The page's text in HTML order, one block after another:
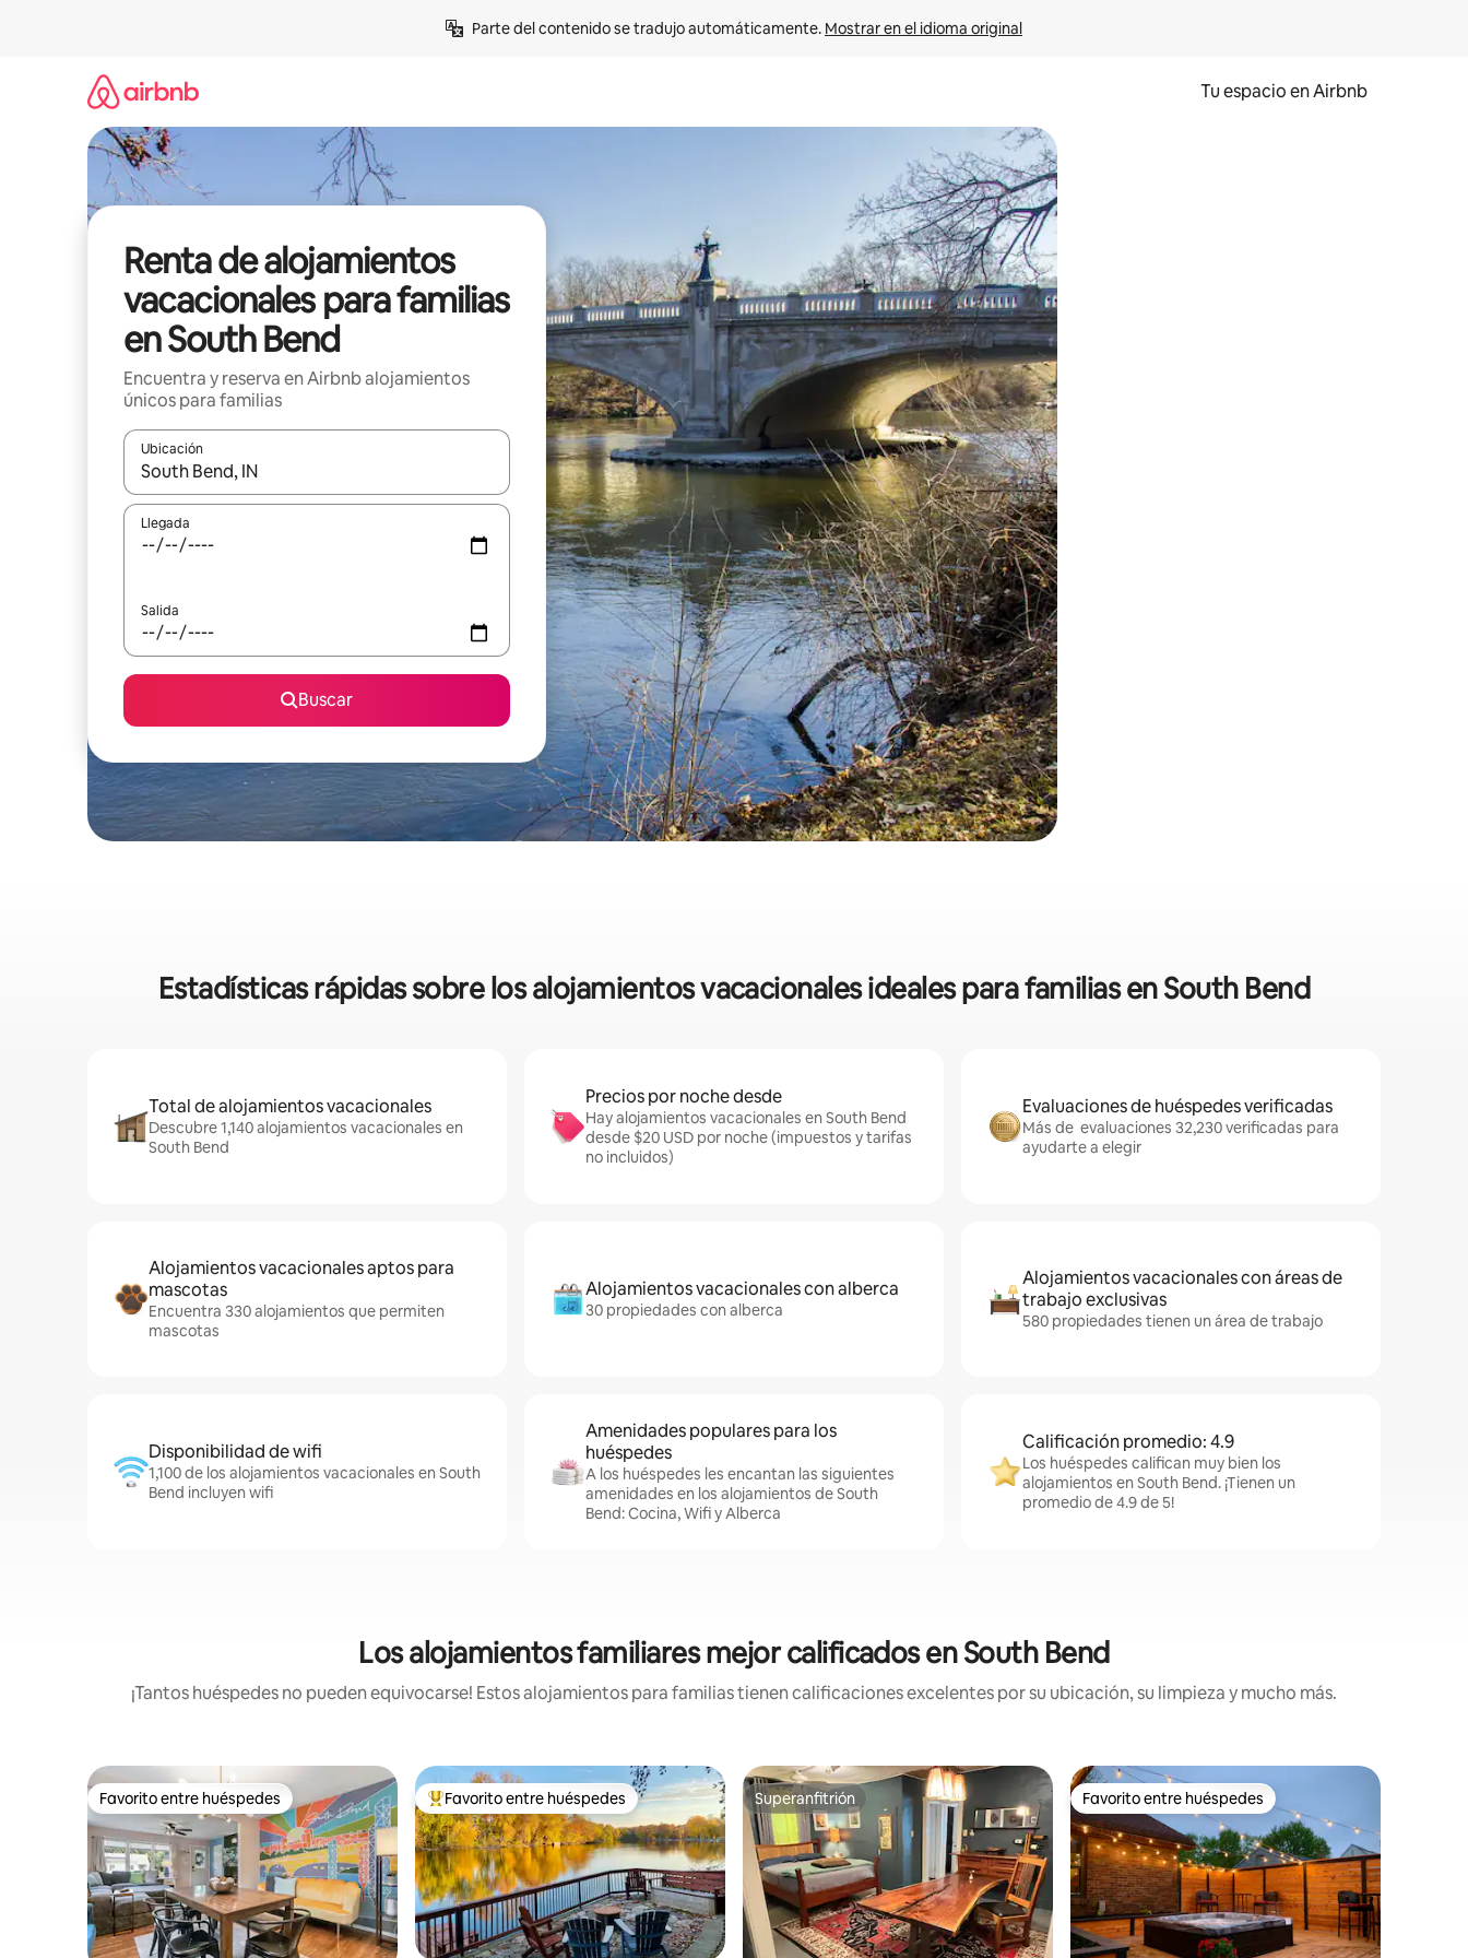
Parte del contenido se tradujo automáticamente. Mostrar en el idioma original
Tu espacio en Airbnb
Renta de alojamientos
vacacionales para familias
en South Bend
Encuentra y reserva en Airbnb alojamientos
únicos para familias
Ubicación
Cuando los resultados estén disponibles, podrás navegar usando las teclas de las flechas hacia arriba y hacia abajo, o bien tocando y deslizando la pantalla.
Llegada
Salida
Buscar
Estadísticas rápidas sobre los alojamientos vacacionales ideales para familias en South Bend
Total de alojamientos vacacionales
Descubre 1,140 alojamientos vacacionales en
South Bend
Precios por noche desde
Hay alojamientos vacacionales en South Bend
desde $20 USD por noche (impuestos y tarifas
no incluidos)
Evaluaciones de huéspedes verificadas
Más de evaluaciones 32,230 verificadas para
ayudarte a elegir
Alojamientos vacacionales aptos para
mascotas
Encuentra 330 alojamientos que permiten
mascotas
Alojamientos vacacionales con alberca
30 propiedades con alberca
Alojamientos vacacionales con áreas de
trabajo exclusivas
580 propiedades tienen un área de trabajo
Disponibilidad de wifi
1,100 de los alojamientos vacacionales en South
Bend incluyen wifi
Amenidades populares para los
huéspedes
A los huéspedes les encantan las siguientes
amenidades en los alojamientos de South
Bend: Cocina, Wifi y Alberca
Calificación promedio: 4.9
Los huéspedes califican muy bien los
alojamientos en South Bend. ¡Tienen un
promedio de 4.9 de 5!
Los alojamientos familiares mejor calificados en South Bend
¡Tantos huéspedes no pueden equivocarse! Estos alojamientos para familias tienen calificaciones excelentes por su ubicación, su limpieza y mucho más.
Favorito entre huéspedes
Favorito entre huéspedes De los mejores en Favorito entre huéspedes
Favorito entre huéspedes Superanfitrión
Superanfitrión Favorito entre huéspedes
Favorito entre huéspedes